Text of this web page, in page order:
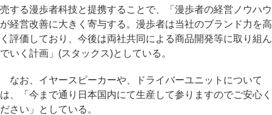
売する漫歩者科技と提携することで、「漫歩者の経営ノウハウ
が経営改善に大きく寄与する。漫歩者は当社のブランド力を高
く評価しており、今後は両社共同による商品開発等に取り組ん
でいく計画」(スタックス)としている。
なお、イヤースピーカーや、ドライバーユニットについて
は、「今まで通り日本国内にて生産して参りますのでご安心く
ださい」としている。